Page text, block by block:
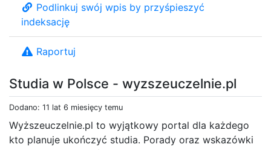
Studia w Polsce - wyzszeuczelnie.pl
Dodano: 11 lat 6 miesięcy temu
Wyższeuczelnie.pl to wyjątkowy portal dla każdego
kto planuje ukończyć studia. Porady oraz wskazówki
Podlinkuj swój wpis by przyśpieszyć
indeksację
Raportuj